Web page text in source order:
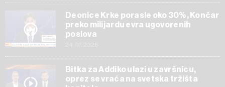
Deonice Krke porasle oko 30%, Končar
preko milijardu evra ugovorenih
poslova
Bitka za Addiko ulazi u završnicu,
oprez se vraća na svetska tržišta